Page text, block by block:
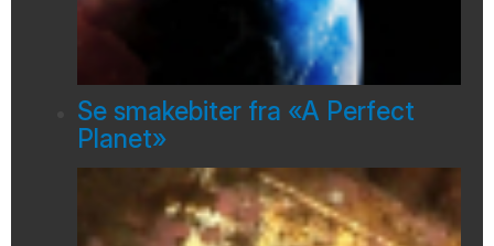
Se smakebiter fra «A Perfect
Planet»